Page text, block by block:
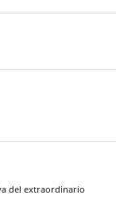
del extraordinario